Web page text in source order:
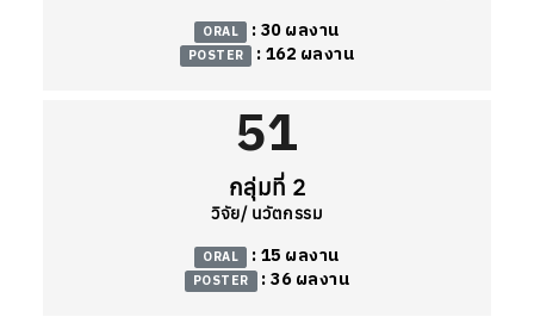
ORAL : 30 ผลงาน
POSTER : 162 ผลงาน
51
กลุ่มที่ 2
วิจัย/ นวัตกรรม
ORAL : 15 ผลงาน
POSTER : 36 ผลงาน